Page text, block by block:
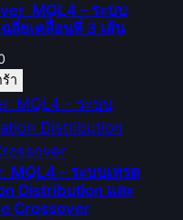
– ระบบ
ลี่ยเคลื่อนที่ 3 เส้น
า
– ระบบเทรด
Distribution และ
Crossover